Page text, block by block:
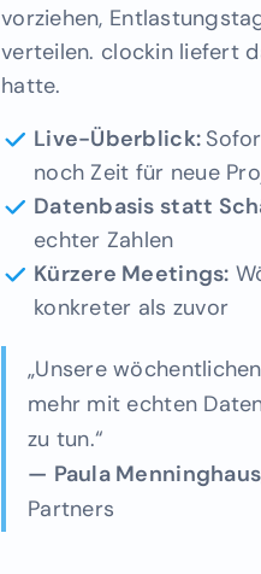
vorziehen,
verteilen. clockin liefert
hatte.
Live-Überblick:
noch Zeit für neue
Datenbasis statt
echter Zahlen
Kürzere Meetings:
konkreter als zuvor
„Unsere
mehr mit echten
zu tun.“
— Paula Menninghaus
Partners